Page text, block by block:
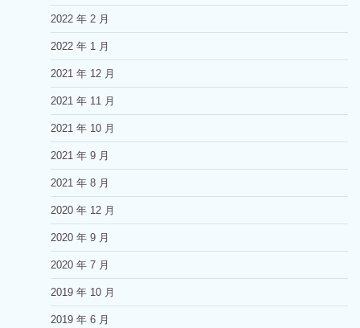
2022 年 2 月
2022 年 1 月
2021 年 12 月
2021 年 11 月
2021 年 10 月
2021 年 9 月
2021 年 8 月
2020 年 12 月
2020 年 9 月
2020 年 7 月
2019 年 10 月
2019 年 6 月